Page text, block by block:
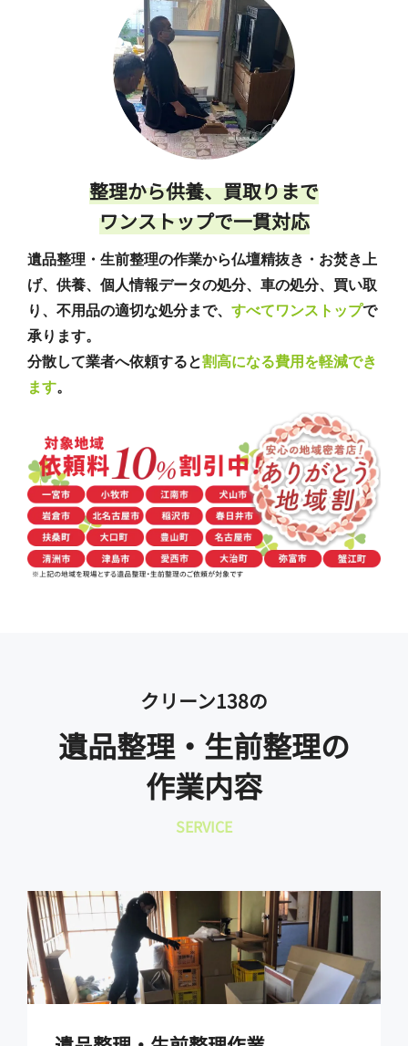
整理から供養、買取りまで
ワンストップで一貫対応
遺品整理・生前整理の作業から仏壇精抜き・お焚き上
げ、供養、個人情報データの処分、車の処分、買い取
り、不用品の適切な処分まで、 すべてワンストップで
承ります。
分散して業者へ依頼すると割高になる費用を軽減でき
ます。
クリーン138の
遺品整理・生前整理の
作業内容
SERVICE